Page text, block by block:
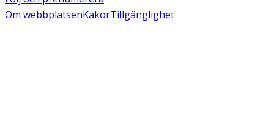
Om webbplatsenKakorTillgänglighet